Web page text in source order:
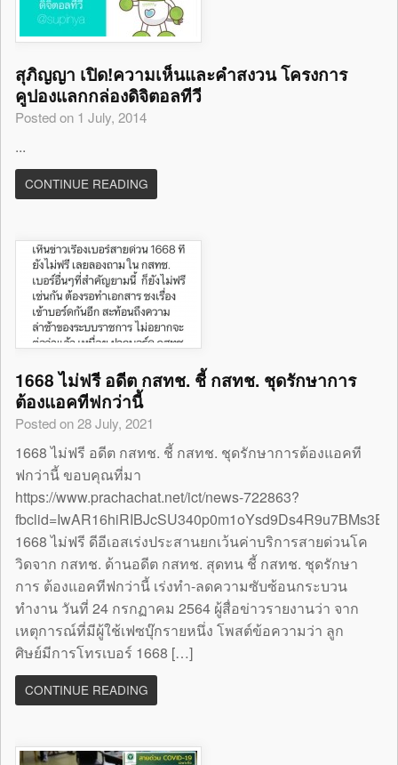
สุภิญญา เปิด!ความเห็นและคำสงวน โครงการ
คูปองแลกกล่องดิจิตอลทีวี
Posted on 1 July, 2014
...
CONTINUE READING
1668 ไม่ฟรี อดีต กสทช. ชี้ กสทช. ชุดรักษาการ
ต้องแอคทีฟกว่านี้
Posted on 28 July, 2021
1668 ไม่ฟรี อดีต กสทช. ชี้ กสทช. ชุดรักษาการต้องแอคที
ฟกว่านี้ ขอบคุณที่มา
https://www.prachachat.net/ict/news-722863?
1668 ไม่ฟรี ดีอีเอสเร่งประสานยกเว้นค่าบริการสายด่วนโค
วิดจาก กสทช. ด้านอดีต กสทช. สุดทน ชี้ กสทช. ชุดรักษา
การ ต้องแอคทีฟกว่านี้ เร่งทำ-ลดความซับซ้อนกระบวน
ทำงาน วันที่ 24 กรกฏาคม 2564 ผู้สื่อข่าวรายงานว่า จาก
เหตุการณ์ที่มีผู้ใช้เฟซบุ๊กรายหนึ่ง โพสต์ข้อความว่า ลูก
ศิษย์มีการโทรเบอร์ 1668 […]
CONTINUE READING